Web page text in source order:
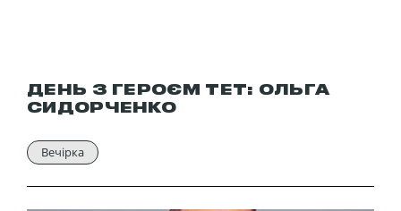
ДЕНЬ З ГЕРОЄМ ТЕТ: ОЛЬГА
СИДОРЧЕНКО
Вечірка